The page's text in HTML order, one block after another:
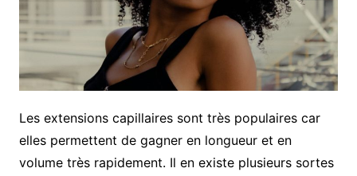
Les extensions capillaires sont très populaires car
elles permettent de gagner en longueur et en
volume très rapidement. Il en existe plusieurs sortes